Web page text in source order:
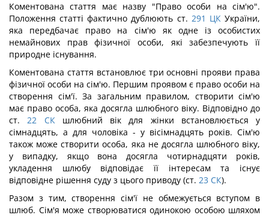
Коментована стаття має назву "Право особи на сім'ю".
Положення статті фактично дублюють ст. 291 ЦКУкраїни,
яка передбачає право на сім'ю як одне із особистих
немайнових прав фізичної особи, які забезпечують її
природне існування.
Коментована стаття встановлює три основні прояви права
фізичної особи на сім'ю. Першим проявом є право особи на
створення сім'ї. За загальним правилом, створити сім'ю
має право особа, яка досягла шлюбного віку. Відповідно до
ст. 22 СКшлюбний вік для жінки встановлюється у
сімнадцять, а для чоловіка - у вісімнадцять років. Сім'ю
також може створити особа, яка не досягла шлюбного віку,
у випадку, якщо вона досягла чотирнадцяти років,
укладення шлюбу відповідає її інтересам та існує
відповідне рішення суду з цього приводу (ст. 23 СК).
Разом з тим, створення сім'ї не обмежується вступом в
шлюб. Сім'я може створюватися одинокою особою шляхом